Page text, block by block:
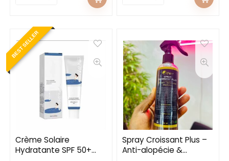
BEST SELLER
Crème Solaire
Hydratante SPF 50+
Spray Croissant Plus –
Anti-alopécie &